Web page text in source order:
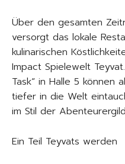
Über den gesamten
versorgt das lokale
kulinarischen
Impact Spielewelt
Task“ in Halle 5 können
tiefer in die Welt
im Stil der
Ein Teil Teyvats werden